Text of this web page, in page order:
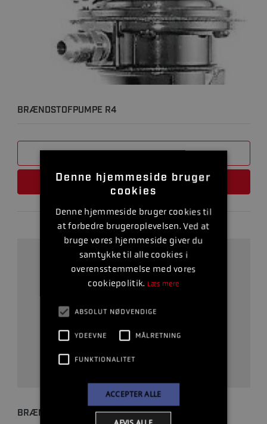
BRÆNDSTOFPUMPE R4
SAMMENLIGN
LÆS MERE
BRÆNDSTOFPUMPE V6
Denne hjemmeside bruger
cookies
Denne hjemmeside bruger cookies til
at forbedre brugeroplevelsen. Ved at
bruge vores hjemmeside giver du
samtykke til alle cookies i
overensstemmelse med vores
cookiepolitik. Læs mere
ABSOLUT NØDVENDIGE
YDEEVNE MÅLRETNING
FUNKTIONALITET
ACCEPTER ALLE